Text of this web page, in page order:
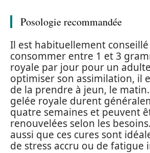
Posologie recommandée
Il est habituellement
consommer entre 1 et 3
royale par jour pour un
optimiser son assimilation, il
de la prendre à jeun, le
gelée royale durent
quatre semaines et peuvent
renouvelées selon les
aussi que ces cures sont
de stress accru ou de fatigue